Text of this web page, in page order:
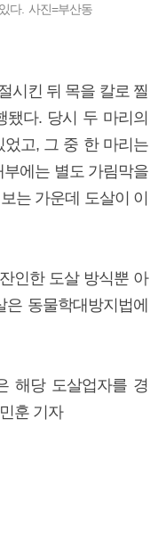
다. 사진=부산동
시킨 뒤 목을 칼로 찔
됐다. 당시 두 마리의
고, 그 중 한 마리는
에는 별도 가림막을
는 가운데 도살이 이
인한 도살 방식뿐 아
동물학대방지법에
해당 도살업자를 경
훈 기자